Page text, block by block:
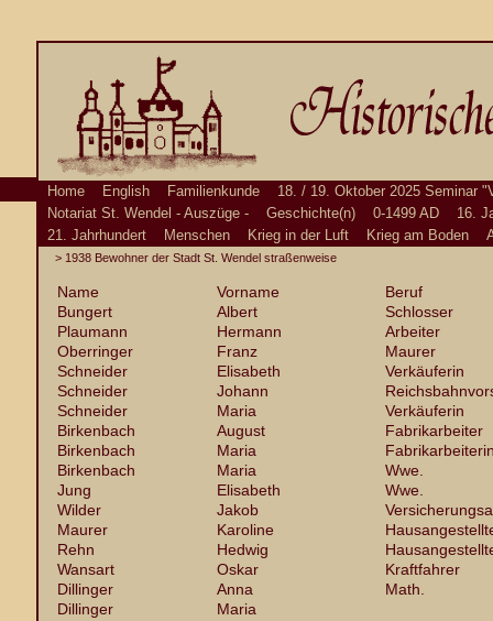
Home English Familienkunde
18. / 19. Oktober 2025 Seminar
Notariat St. Wendel - Auszüge -
Geschichte(n) 0-1499 AD
16.
21. Jahrhundert
Menschen Krieg in der Luft Krieg am Boden
> 1938 Bewohner der Stadt St. Wendel straßenweise
Name Vorname
Beruf
Bungert
Albert
Schlosser
Plaumann
Hermann
Arbeiter
Oberringer
Franz
Maurer
Schneider
Elisabeth
Verkäuferin
Schneider
Johann
Schneider
Maria
Verkäuferin
Birkenbach
August
Fabrikarbeiter
Birkenbach
Maria
Birkenbach
Maria
Wwe.
Jung
Elisabeth
Wwe.
Wilder
Jakob
Maurer
Karoline
Rehn
Hedwig
Wansart
Oskar
Kraftfahrer
Dillinger
Anna
Math.
Dillinger
Maria